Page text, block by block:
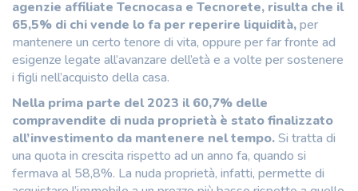
agenzie affiliate Tecnocasa e Tecnorete, risulta che il
65,5% di chi vende lo fa per reperire liquidità,per
mantenere un certo tenore di vita, oppure per far fronte ad
esigenze legate all’avanzare dell’età e a volte per sostenere
i figli nell’acquisto della casa.
Nella prima parte del 2023 il 60,7% delle
compravendite di nuda proprietà è stato finalizzato
all’investimento da mantenere nel tempo.Si tratta di
una quota in crescita rispetto ad un anno fa, quando si
fermava al 58,8%. La nuda proprietà, infatti, permette di